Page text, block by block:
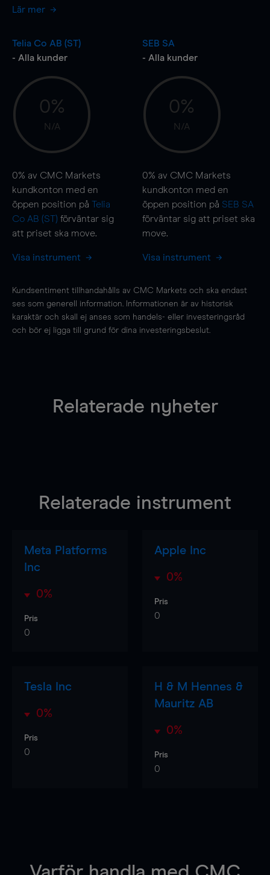
Lär mer
Telia Co AB (ST)
- Alla kunder
0%
N/A
0% av CMC Markets
kundkonton med en
öppen position på Telia
Co AB (ST) förväntar sig
att priset ska move.
Visa instrument
SEB SA
- Alla kunder
0%
N/A
0% av CMC Markets
kundkonton med en
öppen position på SEB SA
förväntar sig att priset ska
move.
Visa instrument
Kundsentiment tillhandahålls av CMC Markets och ska endast
ses som generell information. Informationen är av historisk
karaktär och skall ej anses som handels- eller investeringsråd
och bör ej ligga till grund för dina investeringsbeslut.
Relaterade nyheter
Relaterade instrument
Meta Platforms
Inc
0%
Pris
0
Apple Inc
0%
Pris
0
Tesla Inc
0%
Pris
0
H & M Hennes &
Mauritz AB
0%
Pris
0